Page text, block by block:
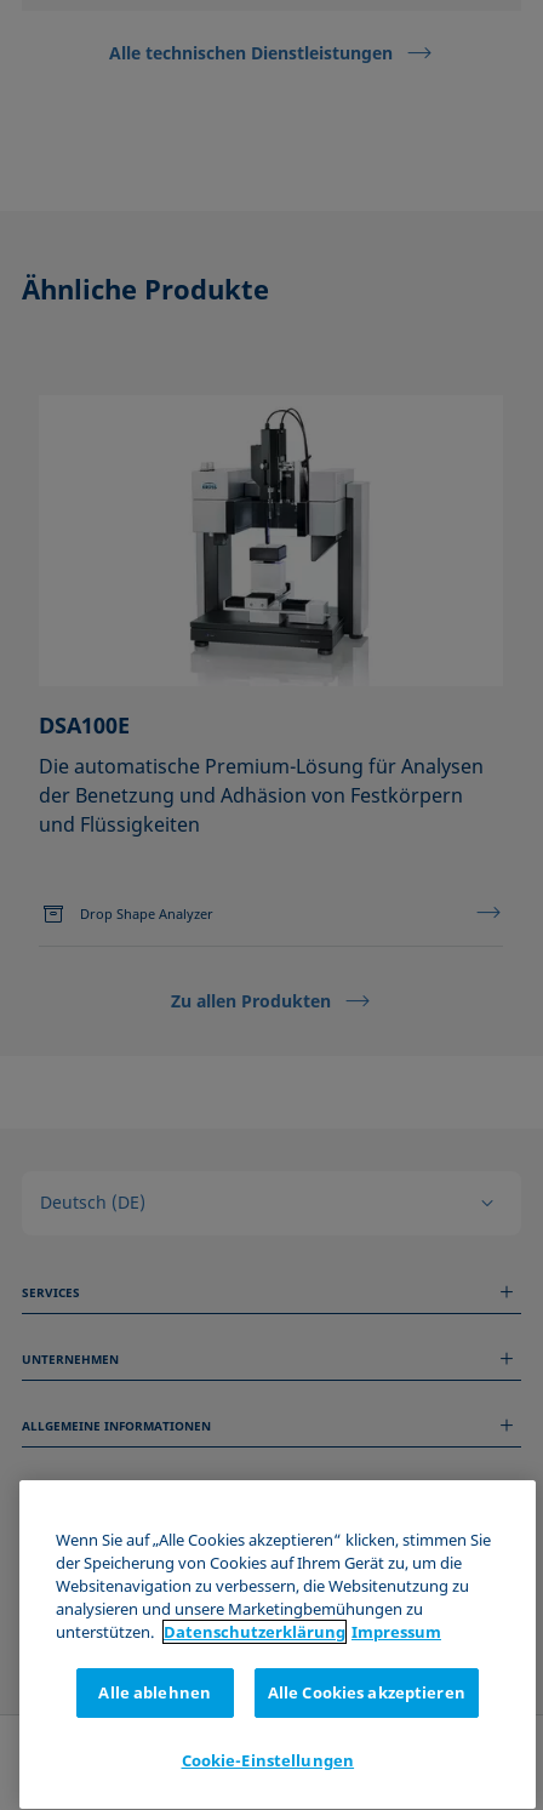
Alle technischen Dienstleistungen
Ähnliche Produkte
DSA100E
Die automatische Premium-Lösung für Analysen
der Benetzung und Adhäsion von Festkörpern
und Flüssigkeiten
Drop Shape Analyzer
Zu allen Produkten
Anfrage senden
Deutsch (DE)
SERVICES
Technischer Service
Remote Support
UNTERNEHMEN
Stellenangebote
ALLGEMEINE INFORMATIONEN
Cookie-Richtlinie
Verkaufs- und Lieferbedingungen
Zertifizierungen (ISO 9001)
Newsletter-Anmeldung
Wenn Sie auf „Alle Cookies akzeptieren“ klicken, stimmen Sie
der Speicherung von Cookies auf Ihrem Gerät zu, um die
Websitenavigation zu verbessern, die Websitenutzung zu
analysieren und unsere Marketingbemühungen zu
unterstützen. Datenschutz­erklärung Impressum
Alle ablehnen Alle Cookies akzeptieren
Cookie-Einstellungen